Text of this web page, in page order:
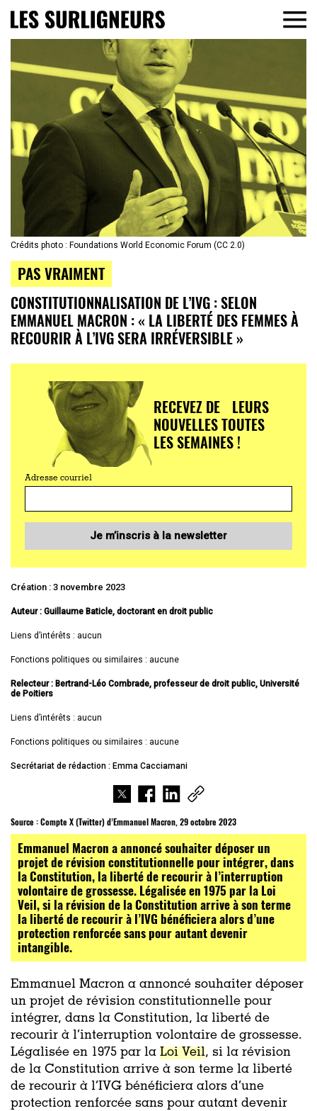
Crédits photo : Foundations World Economic Forum (CC 2.0)
PAS VRAIMENT
CONSTITUTIONNALISATION DE L’IVG : SELON
EMMANUEL MACRON : « LA LIBERTÉ DES FEMMES À
RECOURIR À L’IVG SERA IRRÉVERSIBLE »
RECEVEZ DE LEURS
NOUVELLES TOUTES
LES SEMAINES !
Adresse courriel
Je m’inscris à la newsletter
Création : 3 novembre 2023
Auteur : Guillaume Baticle, doctorant en droit public
Liens d’intérêts : aucun
Fonctions politiques ou similaires : aucune
Relecteur : Bertrand-Léo Combrade, professeur de droit public, Université
de Poitiers
Liens d’intérêts : aucun
Fonctions politiques ou similaires : aucune
Secrétariat de rédaction : Emma Cacciamani
Source :Compte X (Twitter) d’Emmanuel Macron, 29 octobre 2023
Emmanuel Macron a annoncé souhaiter déposer un
projet de révision constitutionnelle pour intégrer, dans
la Constitution, la liberté de recourir à l’interruption
volontaire de grossesse. Légalisée en 1975 par la Loi
Veil, si la révision de la Constitution arrive à son terme
la liberté de recourir à l’IVG bénéficiera alors d’une
protection renforcée sans pour autant devenir
intangible.
Emmanuel Macron a annoncé souhaiter déposer
un projet de révision constitutionnelle pour
intégrer, dans la Constitution, la liberté de
recourir à l’interruption volontaire de grossesse.
Légalisée en 1975 par la Loi Veil, si la révision
de la Constitution arrive à son terme la liberté
de recourir à l’IVG bénéficiera alors d’une
protection renforcée sans pour autant devenir